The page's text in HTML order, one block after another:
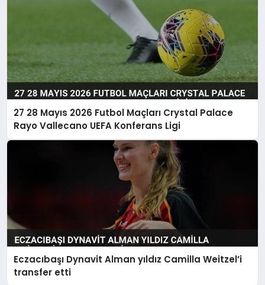
27 28 Mayıs 2026 Futbol Maçları Crystal Palace
Rayo Vallecano UEFA Konferans Ligi
Eczacıbaşı Dynavit Alman yıldız Camilla Weitzel’i
transfer etti